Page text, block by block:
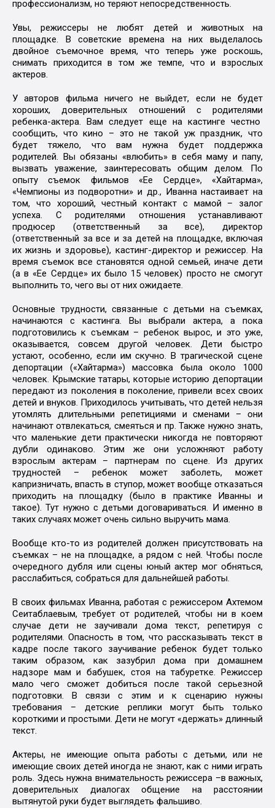
профессионализм, но теряют непосредственность.
Увы, режиссеры не любят детей и животных на
площадке. В советские времена на них выделалось
двойное съемочное время, что теперь уже роскошь,
снимать приходится в том же темпе, что и взрослых
актеров.
У авторов фильма ничего не выйдет, если не будет
хороших, доверительных отношений с родителями
ребенка-актера. Вам следует еще на кастинге честно
сообщить, что кино – это не такой уж праздник, что
будет тяжело, что вам нужна будет поддержка
родителей. Вы обязаны «влюбить» в себя маму и папу,
вызвать уважение, заинтересовать общим делом. По
опыту съемок фильмов «Ее Сердце», «Хайтарма»,
«Чемпионы из подворотни» и др., Иванна настаивает на
том, что хороший, честный контакт с мамой – залог
успеха. С родителями отношения устанавливают
продюсер (ответственный за все), директор
(ответственный за все и за детей на площадке, включая
их жизнь и здоровье), кастинг-директор и режиссер. На
время съемок все становятся одной семьей, иначе дети
(а в «Ее Сердце» их было 15 человек) просто не смогут
выполнить то, чего вы от них ожидаете.
Основные трудности, связанные с детьми на съемках,
начинаются с кастинга. Вы выбрали актера, а пока
подготовились к съемкам – ребенок вырос, и это уже,
оказывается, совсем другой человек. Дети быстро
устают, особенно, если им скучно. В трагической сцене
депортации («Хайтарма») массовка была около 1000
человек. Крымские татары, которые историю депортации
передают из поколения в поколение, привели всех своих
детей и внуков. Приходилось учитывать, что детей нельзя
утомлять длительными репетициями и сменами – они
начинают отвлекаться, смеяться и пр. Также нужно знать,
что маленькие дети практически никогда не повторяют
дубли одинаково. Этим же они усложняют работу
взрослым актерам – партнерам по сцене. Из других
трудностей – ребенок может заболеть, может
капризничать, впасть в ступор, может вообще отказаться
приходить на площадку (было в практике Иванны и
такое). Тут нужно с детьми договариваться. И именно в
таких случаях может очень сильно выручить мама.
Вообще кто-то из родителей должен присутствовать на
съемках – не на площадке, а рядом с ней. Чтобы после
очередного дубля или сцены юный актер мог обняться,
расслабиться, собраться для дальнейшей работы.
В своих фильмах Иванна, работая с режиссером Ахтемом
Сеитаблаевым, требует от родителей, чтобы ни в коем
случае дети не заучивали дома текст, репетируя с
родителями. Опасность в том, что рассказывать текст в
кадре после такого заучивание ребенок будет только
таким образом, как зазубрил дома при домашнем
надзоре мам и бабушек, стоя на табуретке. Режиссер
мало чего сможет добиться после такой серьезной
подготовки. В связи с этим и к сценарию нужны
требования – детские реплики могут быть только
короткими и простыми. Дети не могут «держать» длинный
текст.
Актеры, не имеющие опыта работы с детьми, или не
имеющие своих детей иногда не знают, как с ними играть
роль. Здесь нужна внимательность режиссера –в важных,
доверительных диалогах общение на расстоянии
вытянутой руки будет выглядеть фальшиво.